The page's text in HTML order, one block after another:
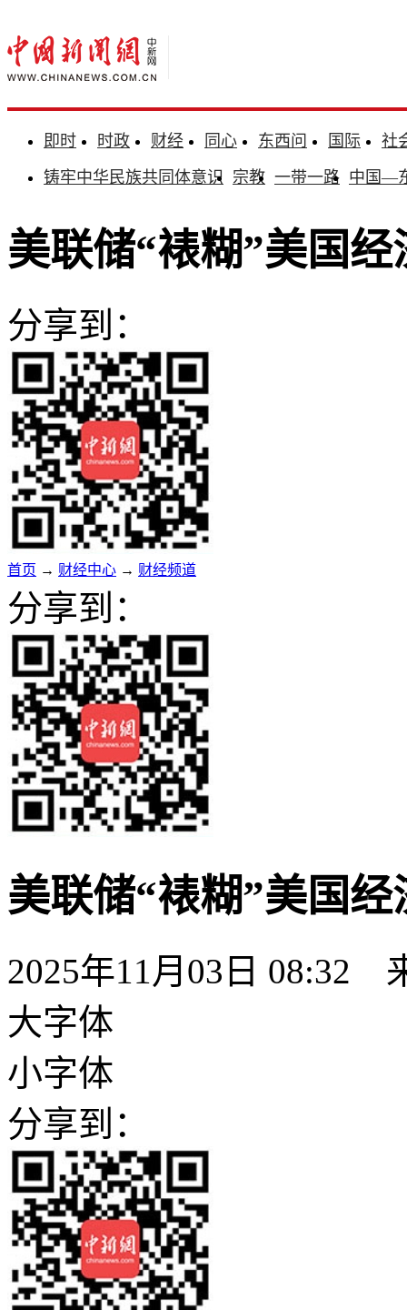
即时 时政 财经 同心 东西问 国际
社
铸牢中华民族共同体意识 宗教 一带一路 中国—
美联储“裱糊”美国经
分享到：
首页 → 财经中心 → 财经频道
分享到：
美联储“裱糊”美国经
2025年11月03日 08:32
大字体
小字体
分享到：